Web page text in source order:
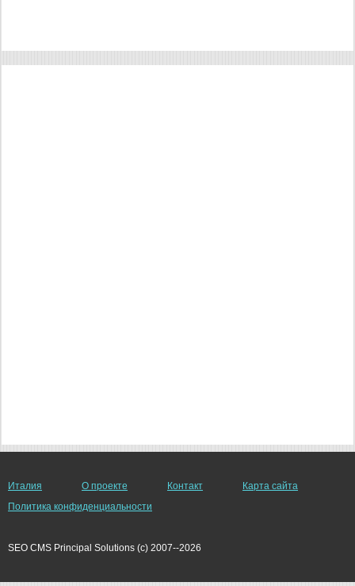
Италия О проекте Контакт
Карта сайта
Политика конфиденциальности
SEO CMS Principal Solutions (c) 2007--2026